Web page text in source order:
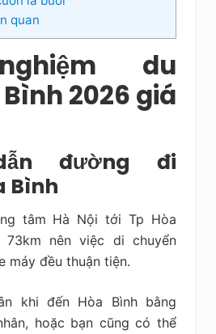
quan
du
2026 giá
đường đi
Bình
tâm Hà Nội tới Tp Hòa
73km nên việc di chuyển
máy đều thuận tiện.
khi đến Hòa Bình bằng
hoặc bạn cũng có thể